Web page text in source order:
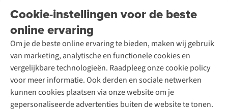
Cookie-instellingen voor de beste
online ervaring
Om je de beste online ervaring te bieden, maken wij gebruik
van marketing, analytische en functionele cookies en
vergelijkbare technologieën. Raadpleeg onze cookie policy
voor meer informatie. Ook derden en sociale netwerken
kunnen cookies plaatsen via onze website om je
gepersonaliseerde advertenties buiten de website te tonen.
Garantie
Contact
Onze winkels
Over A.S.Adventure
Toegankelijkheidsverklaring
Ski-onderhoud
Wasservice
Schoenonderhoud
Schoenherstelling
Kledingherstelling
Retouches
Voor bedrijven
A.S.Magazine
Podcast
Explore Academy
Explore Camp
Gear Check
Inspiratie & advies
Meld je aan voor de nieuwsbrief
Follow us